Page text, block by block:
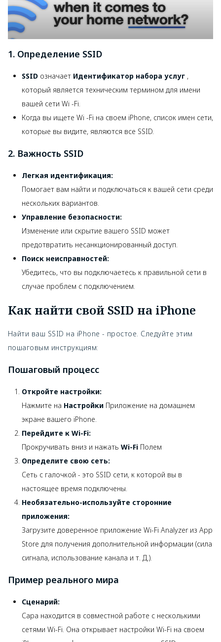
1. Определение SSID
SSID означает Идентификатор набора услуг ,
который является техническим термином для имени
вашей сети Wi -Fi.
Когда вы ищете Wi -Fi на своем iPhone, список имен сети,
которые вы видите, являются все SSID.
2. Важность SSID
Легкая идентификация:
Помогает вам найти и подключаться к вашей сети среди
нескольких вариантов.
Управление безопасности:
Изменение или скрытие вашего SSID может
предотвратить несанкционированный доступ.
Поиск неисправностей:
Убедитесь, что вы подключаетесь к правильной сети в
случае проблем с подключением.
Как найти свой SSID на iPhone
Найти ваш SSID на iPhone - простое. Следуйте этим
пошаговым инструкциям:
Пошаговый процесс
Откройте настройки:
Нажмите на Настройки Приложение на домашнем
экране вашего iPhone.
Перейдите к Wi-Fi:
Прокручивать вниз и нажать Wi-Fi Полем
Определите свою сеть:
Сеть с галочкой - это SSID сети, к которой вы в
настоящее время подключены.
Необязательно-используйте сторонние
приложения:
Загрузите доверенное приложение Wi-Fi Analyzer из App
Store для получения дополнительной информации (сила
сигнала, использование канала и т. Д.).
Пример реального мира
Сценарий:
Сара находится в совместной работе с несколькими
сетями Wi-Fi. Она открывает настройки Wi-Fi на своем